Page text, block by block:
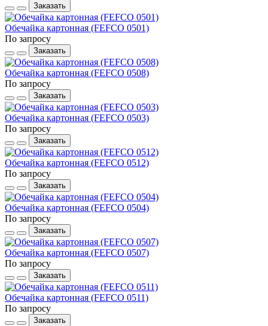
Заказать
Обечайка картонная (FEFCO 0501)
По запросу
Заказать
Обечайка картонная (FEFCO 0508)
По запросу
Заказать
Обечайка картонная (FEFCO 0503)
По запросу
Заказать
Обечайка картонная (FEFCO 0512)
По запросу
Заказать
Обечайка картонная (FEFCO 0504)
По запросу
Заказать
Обечайка картонная (FEFCO 0507)
По запросу
Заказать
Обечайка картонная (FEFCO 0511)
По запросу
Заказать